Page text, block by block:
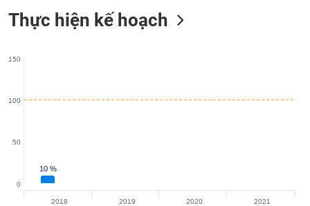
Thực hiện kế hoạch
10 %
10 %
0
50
100
150
2018 2019 2020 2021
Dữ
chính